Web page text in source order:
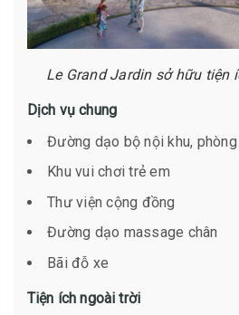
Le Grand Jardin sở hữu tiện
Dịch vụ chung
Đường dạo bộ nội khu,
Khu vui chơi trẻ em
Thư viện cộng đồng
Đường dạo massage chân
Bãi đỗ xe
Tiện ích ngoài trời